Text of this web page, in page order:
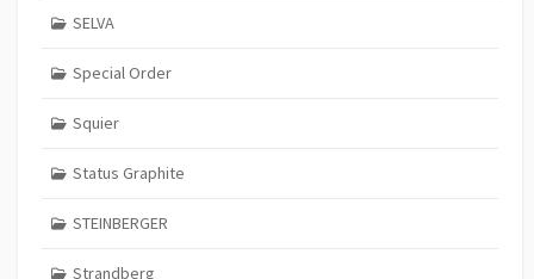
SELVA
Special Order
Squier
Status Graphite
STEINBERGER
Strandberg